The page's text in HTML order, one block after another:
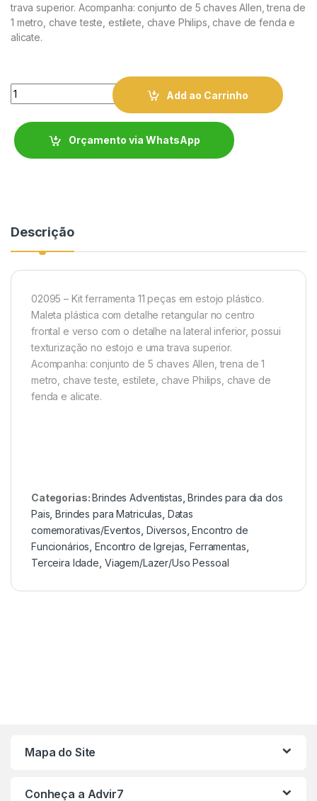
trava superior. Acompanha: conjunto de 5 chaves Allen, trena de
1 metro, chave teste, estilete, chave Philips, chave de fenda e
alicate.
Quantity
Add ao Carrinho
Orçamento via WhatsApp
Descrição
02095 – Kit ferramenta 11 peças em estojo plástico.
Maleta plástica com detalhe retangular no centro
frontal e verso com o detalhe na lateral inferior, possui
texturização no estojo e uma trava superior.
Acompanha: conjunto de 5 chaves Allen, trena de 1
metro, chave teste, estilete, chave Philips, chave de
fenda e alicate.
Categorias:Brindes Adventistas ,Brindes para dia dos
Pais ,Brindes para Matriculas Datas
comemorativas/Eventos Diversos ,Encontro de
Funcionários ,Encontro de Igrejas ,Ferramentas
Terceira Idade Viagem/Lazer/Uso Pessoal
Mapa do Site
Conheça a Advir7